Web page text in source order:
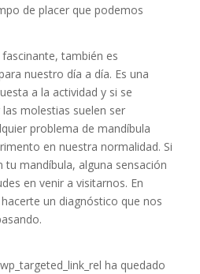
de placer que podemos
también es
nuestro día a día. Es una
a la actividad y si se
molestias suelen ser
problema de mandíbula
en nuestra normalidad. Si
mandíbula, alguna sensación
en venir a visitarnos. En
un diagnóstico que nos
ha quedado